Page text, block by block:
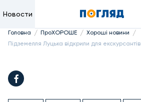
Новости
Головна / ПроХОРОШЕ / Хороші новини /
Підземелля Луцька відкрили для екскурсантів